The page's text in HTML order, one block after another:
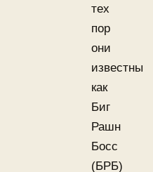
тех
пор
они
известны
как
Биг
Рашн
Босс
(БРБ)